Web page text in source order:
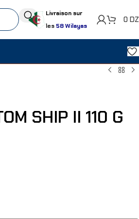
Livraison sur
les 58 Wilayas
0
SHIP II 110 G